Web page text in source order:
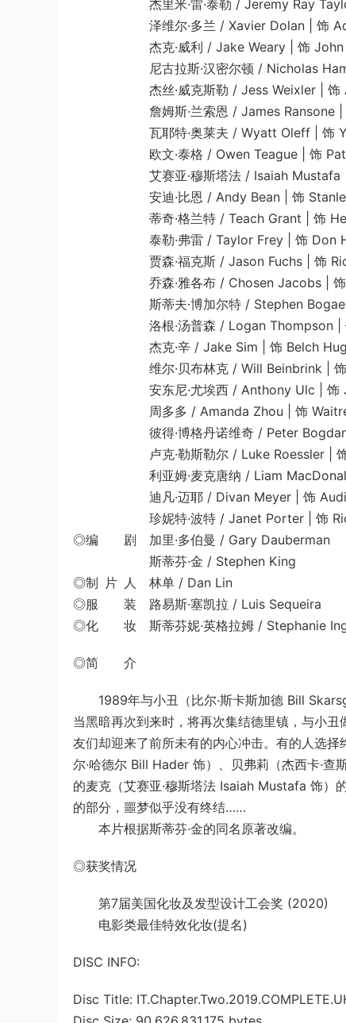
杰里米·雷·泰勒 / Jeremy Ray Taylor
泽维尔·多兰 / Xavier Dolan | 饰
杰克·威利 / Jake Weary | 饰 John
尼古拉斯·汉密尔顿 / Nicholas
杰丝·威克斯勒 / Jess Weixler | 饰
詹姆斯·兰索恩 / James Ransone |
瓦耶特·奥莱夫 / Wyatt Oleff | 饰
欧文·泰格 / Owen Teague | 饰
艾赛亚·穆斯塔法 / Isaiah Mustafa |
安迪·比恩 / Andy Bean | 饰
蒂奇·格兰特 / Teach Grant | 饰
泰勒·弗雷 / Taylor Frey | 饰 Don
贾森·福克斯 / Jason Fuchs | 饰
乔森·雅各布 / Chosen Jacobs | 饰
斯蒂夫·博加尔特 / Stephen Bogaert
洛根·汤普森 / Logan Thompson |
杰克·辛 / Jake Sim | 饰 Belch
维尔·贝布林克 / Will Beinbrink | 饰
安东尼·尤埃西 / Anthony Ulc | 饰
周多多 / Amanda Zhou | 饰
彼得·博格丹诺维奇 / Peter
卢克·勒斯勒尔 / Luke Roessler | 饰
利亚姆·麦克唐纳 / Liam MacDonald |
迪凡·迈耶 / Divan Meyer | 饰
珍妮特·波特 / Janet Porter | 饰
◎编 剧 加里·多伯曼 / Gary Dauberman
斯蒂芬·金 / Stephen King
◎制 片 人 林单 / Dan Lin
◎服 装 路易斯·塞凯拉 / Luis Sequeira
◎化 妆 斯蒂芬妮·英格拉姆 / Stephanie
◎简 介
1989年与小丑（比尔·斯卡斯加德 Bill
当黑暗再次到来时，将再次集结德里镇，与小
友们却迎来了前所未有的内心冲击。有的人选
尔·哈德尔 Bill Hader 饰）、贝弗莉（杰西卡·
的麦克（艾赛亚·穆斯塔法 Isaiah Mustafa 饰）
的部分，噩梦似乎没有终结……
本片根据斯蒂芬·金的同名原著改编。
◎获奖情况
第7届美国化妆及发型设计工会奖 (2020)
电影类最佳特效化妆(提名)
DISC INFO:
Disc Title: